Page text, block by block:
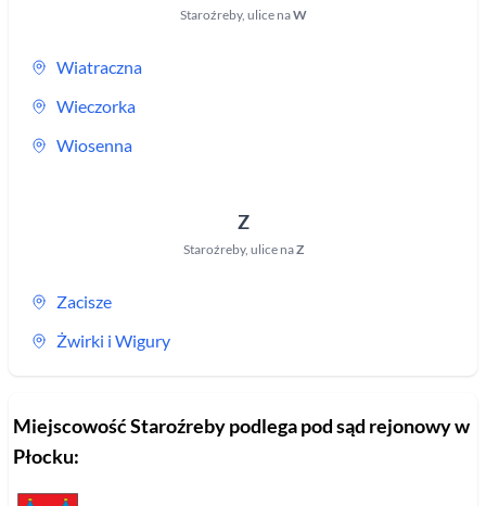
Staroźreby, ulice naW
Wiatraczna
Wieczorka
Wiosenna
Z
Staroźreby, ulice naZ
Zacisze
Żwirki i Wigury
MiejscowośćStaroźrebypodlega pod sąd rejonowyw
Płocku: